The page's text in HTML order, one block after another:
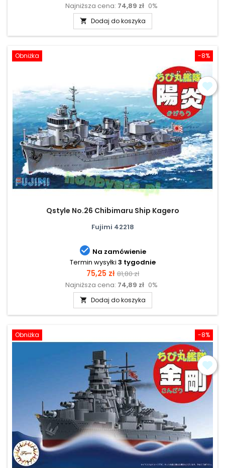
podstawowa
Najniższa cena: 74,89 zł 0%
 Dodaj do koszyka
-8%
Obniżka
Qstyle No.26 Chibimaru Ship Kagero
Fujimi 42218
 Na zamówienie
Termin wysyłki 3 tygodnie
Cena
75,25 zł Cena
podstawowa
81,80 zł
Najniższa cena: 74,89 zł 0%
 Dodaj do koszyka
-8%
Obniżka